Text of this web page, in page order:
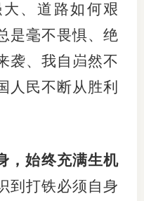
、道路如何艰
是毫不畏惧、绝
袭、我自岿然不
人民不断从胜利
始终充满生机
到打铁必须自身